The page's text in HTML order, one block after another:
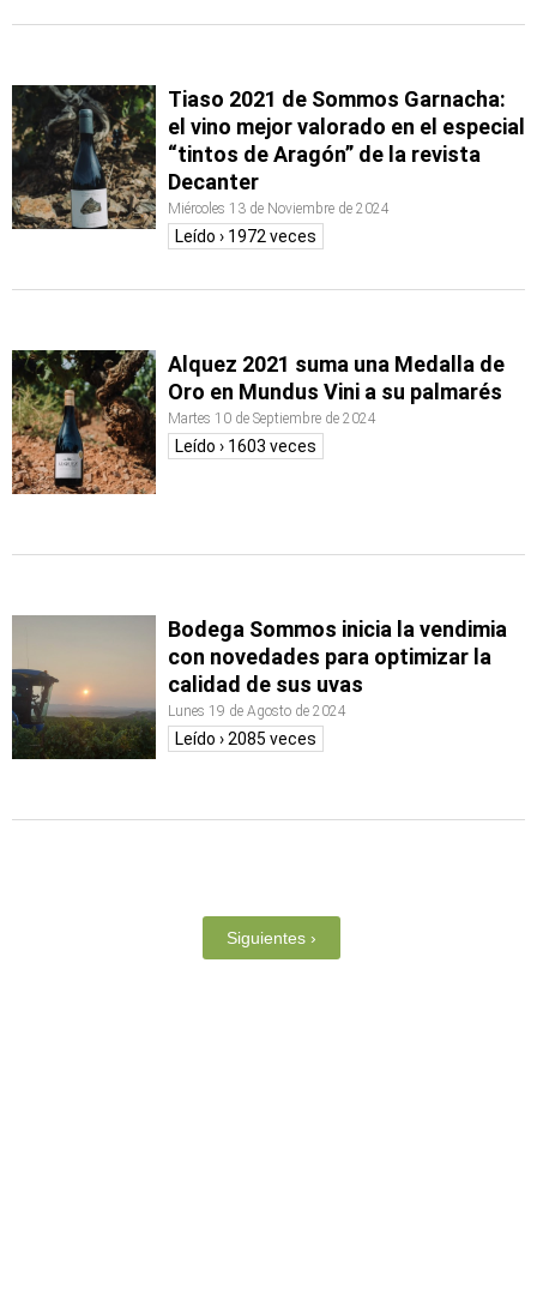
Tiaso 2021 de Sommos Garnacha:
el vino mejor valorado en el especial
“tintos de Aragón” de la revista
Decanter
Miércoles 13 de Noviembre de 2024
Leído › 1972 veces
Alquez 2021 suma una Medalla de
Oro en Mundus Vini a su palmarés
Martes 10 de Septiembre de 2024
Leído › 1603 veces
Bodega Sommos inicia la vendimia
con novedades para optimizar la
calidad de sus uvas
Lunes 19 de Agosto de 2024
Leído › 2085 veces
Siguientes ›